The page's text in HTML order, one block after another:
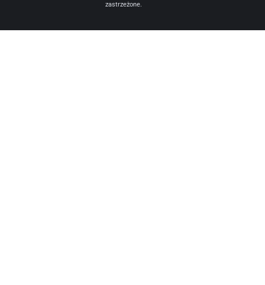
zastrzeżone.